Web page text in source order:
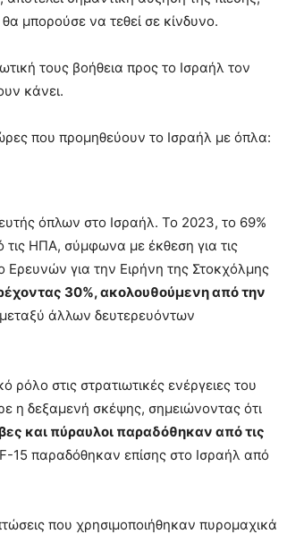
μπορούσε να τεθεί σε κίνδυνο.
τους βοήθεια προς το Ισραήλ τον
κάνει.
που προμηθεύουν το Ισραήλ με όπλα:
όπλων στο Ισραήλ. Το 2023, το 69%
ΗΠΑ, σύμφωνα με έκθεση για τις
Ερευνών για την Ειρήνη της Στοκχόλμης
30%, ακολουθούμενη από την
άλλων δευτερευόντων
στις στρατιωτικές ενέργειες του
η δεξαμενή σκέψης, σημειώνοντας ότι
και πύραυλοι παραδόθηκαν από τις
15 παραδόθηκαν επίσης στο Ισραήλ από
που χρησιμοποιήθηκαν πυρομαχικά